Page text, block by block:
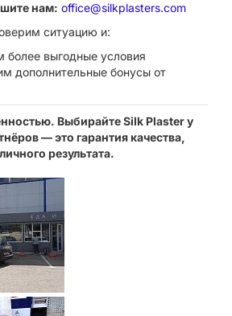
нам: office@silkplasters.com
ситуацию и:
выгодные условия
дополнительные бонусы от
Выбирайте Silk Plaster у
— это гарантия качества,
результата.